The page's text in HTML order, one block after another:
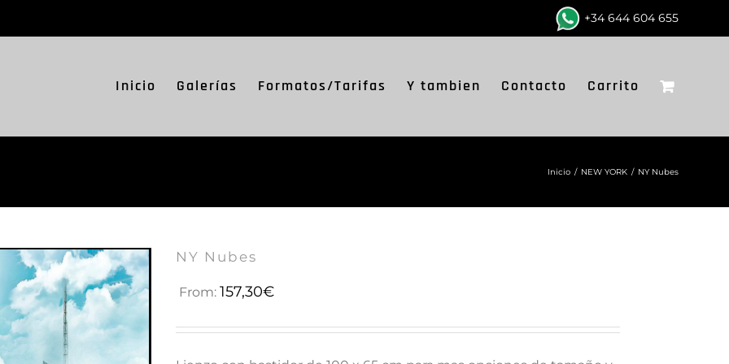
+34 644 604 655
Inicio Galerías Formatos/Tarifas Y tambien Contacto Carrito
Inicio / NEW YORK / NY Nubes
NY Nubes
From:157,30€